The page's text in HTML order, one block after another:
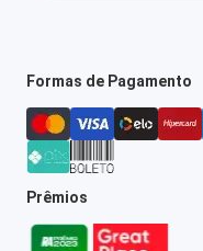
Formas de Pagamento
Prêmios